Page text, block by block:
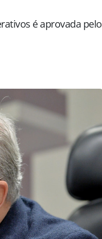
é aprovada pelo